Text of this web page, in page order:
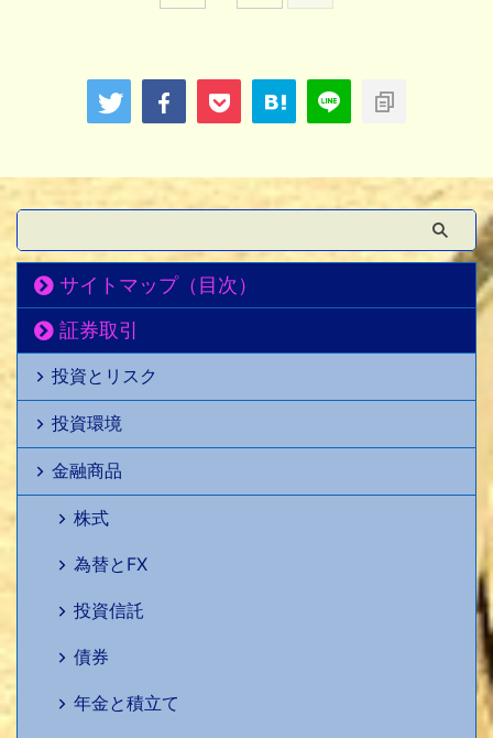
サイトマップ（目次）
証券取引
投資とリスク
投資環境
金融商品
株式
為替とFX
投資信託
債券
年金と積立て